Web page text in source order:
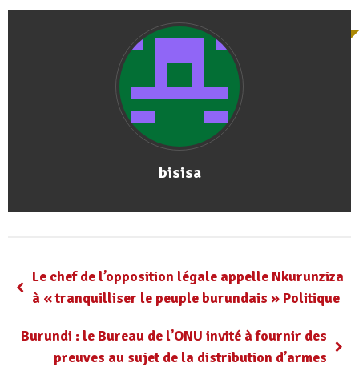
bisisa
Le chef de l’opposition légale appelle Nkurunziza
à « tranquilliser le peuple burundais » Politique
Burundi : le Bureau de l’ONU invité à fournir des
preuves au sujet de la distribution d’armes